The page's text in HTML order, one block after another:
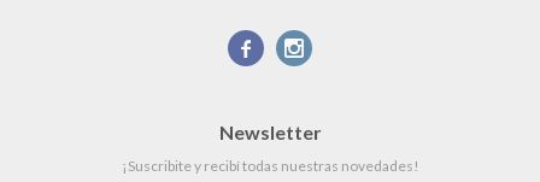
 
Newsletter
¡Suscribite y recibí todas nuestras novedades!